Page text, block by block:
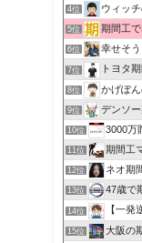
4位 ウィッ
5位 期間工
6位 幸せそ
7位 トヨタ
8位 かげぽ
9位 デンソー
10位 3000万
11位 期間工
12位 ネオ期
13位 47歳で
14位 【一発
15位 大阪の